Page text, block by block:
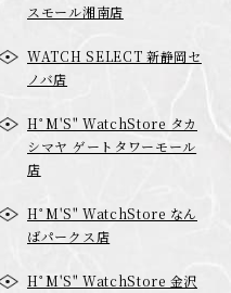
スモール湘南店
WATCH SELECT 新静岡セ
ノバ店
HﾟM'S" WatchStore タカ
シマヤ ゲートタワーモール
店
HﾟM'S" WatchStore なん
ばパークス店
HﾟM'S" WatchStore 金沢